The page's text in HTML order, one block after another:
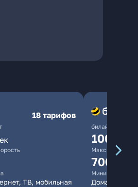
18 тарифов
ТВ, мобильная
билайн
1000
Максимальная
700
Минимальная
Домашний